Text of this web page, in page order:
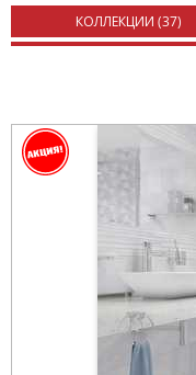
КОЛЛЕКЦИИ (37)